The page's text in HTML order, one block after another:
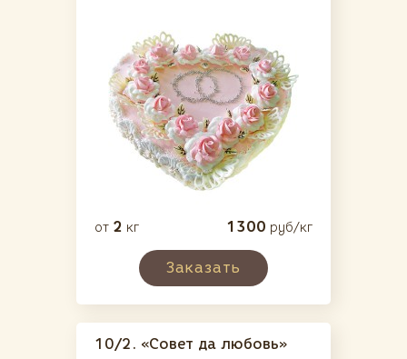
от 2 кг 1300 руб/кг
Заказать
10/2. «Совет да любовь»